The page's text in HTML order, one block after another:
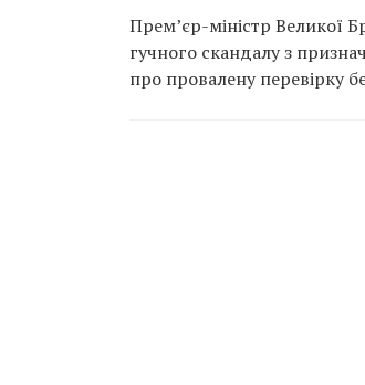
Прем’єр-міністр Великої
гучного скандалу з
про провалену перевірку